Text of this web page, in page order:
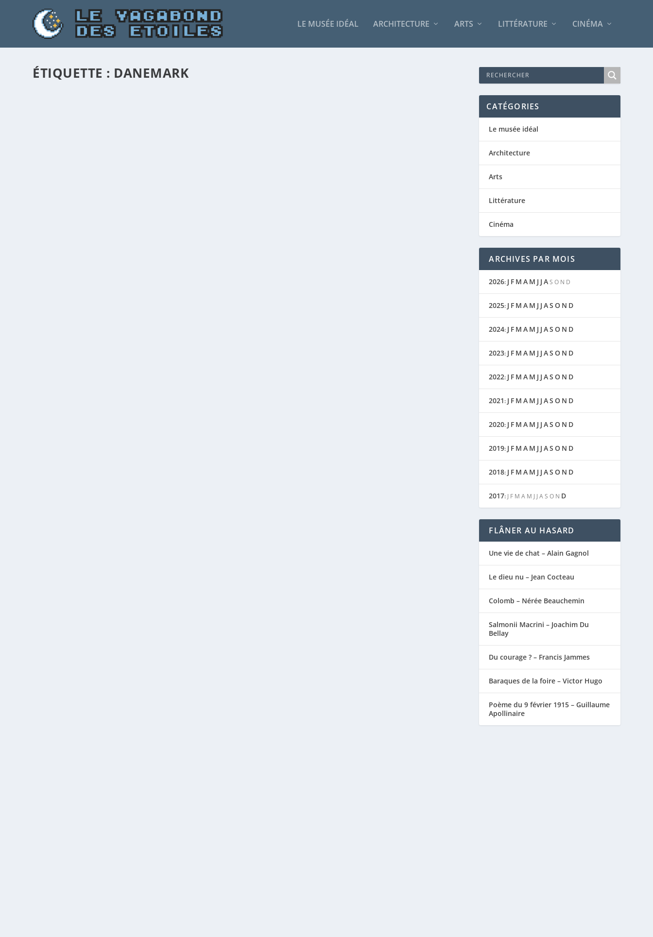
LE MUSÉE IDÉAL ARCHITECTURE ARTS LITTÉRATURE CINÉMA
ÉTIQUETTE : DANEMARK
CATÉGORIES
Le musée idéal
Architecture
Arts
Littérature
Cinéma
ARCHIVES PAR MOIS
2026: J F M A M J J AS O N D
2025: J F M A M J J AS O N D
2024: J F M A M J J AS O N D
2023: J F M A M J J AS O N D
2022: J F M A M J J AS O N D
2021: J F M A M J J AS O N D
2020: J F M A M J J AS O N D
2019: J F M A M J J AS O N D
2018: J F M A M J J AS O N D
2017: J F M A M J J AS O N D
FLÂNER AU HASARD
Une vie de chat – Alain Gagnol
Le dieu nu – Jean Cocteau
Colomb – Nérée Beauchemin
Salmonii Macrini – Joachim Du
Bellay
Du courage ? – Francis Jammes
Baraques de la foire – Victor Hugo
Poème du 9 février 1915 – Guillaume
Apollinaire